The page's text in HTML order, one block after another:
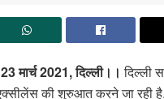
मार्च 2021, दिल्ली।। दिल्ली
की शुरुआत करने जा रही